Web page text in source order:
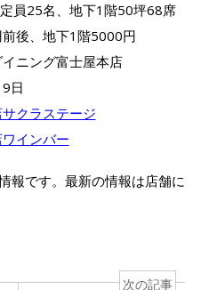
員25名、地下1階50坪68席
後、地下1階5000円
ニング富士屋本店
日
クラステージ
インバー
報です。最新の情報は店舗に
次の記事